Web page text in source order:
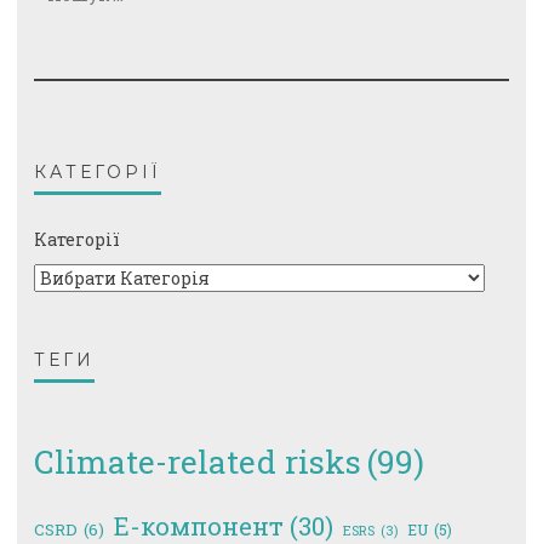
КАТЕГОРІЇ
Категорії
ТЕГИ
Climate-related risks (99)
CSRD (6) E-компонент (30) ESRS (3) EU (5)